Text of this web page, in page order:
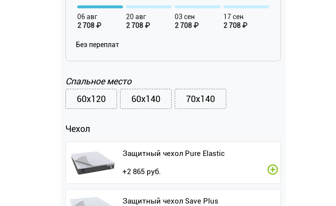
06 авг
2 708 ₽
20 авг
2 708 ₽
03 сен
2 708 ₽
17 сен
2 708 ₽
Без переплат
Спальное место
60x120
60x140 70x140
Чехол
Защитный чехол Pure Elastic
+2 865 руб.
Защитный чехол Save Plus